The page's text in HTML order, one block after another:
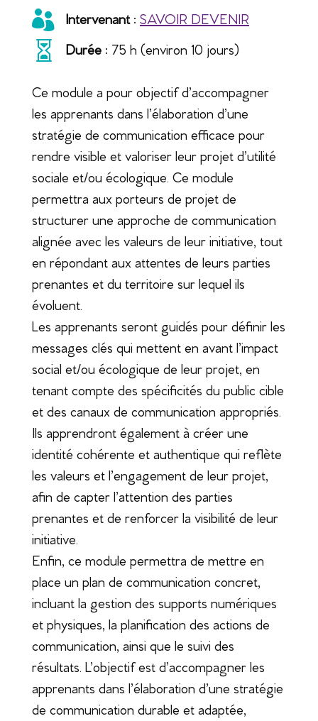
 Intervenant: SAVOIR DEVENIR
 Durée: 75 h (environ 10 jours)
Ce module a pour objectif d’accompagner
les apprenants dans l’élaboration d’une
stratégie de communication efficace pour
rendre visible et valoriser leur projet d’utilité
sociale et/ou écologique. Ce module
permettra aux porteurs de projet de
structurer une approche de communication
alignée avec les valeurs de leur initiative, tout
en répondant aux attentes de leurs parties
prenantes et du territoire sur lequel ils
évoluent.
Les apprenants seront guidés pour définir les
messages clés qui mettent en avant l’impact
social et/ou écologique de leur projet, en
tenant compte des spécificités du public cible
et des canaux de communication appropriés.
Ils apprendront également à créer une
identité cohérente et authentique qui reflète
les valeurs et l’engagement de leur projet,
afin de capter l’attention des parties
prenantes et de renforcer la visibilité de leur
initiative.
Enfin, ce module permettra de mettre en
place un plan de communication concret,
incluant la gestion des supports numériques
et physiques, la planification des actions de
communication, ainsi que le suivi des
résultats. L’objectif est d’accompagner les
apprenants dans l’élaboration d’une stratégie
de communication durable et adaptée,